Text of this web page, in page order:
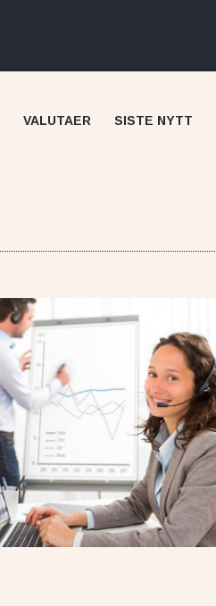
Skilling anmeldelse
NS Broker anmeldelse
VALUTAER SISTE NYTT